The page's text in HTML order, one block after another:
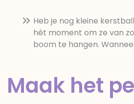
Heb je nog kleine
hét moment om ze van
boom te hangen.
Maak het